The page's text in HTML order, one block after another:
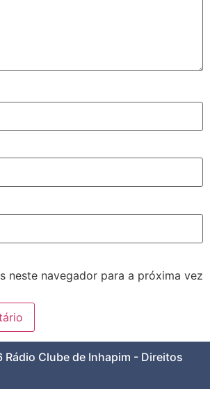
neste navegador para a próxima vez
Clube de Inhapim - Direitos